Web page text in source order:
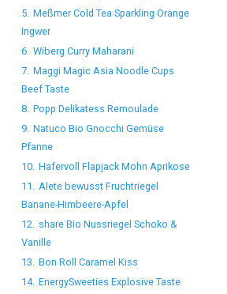
5. Meßmer Cold Tea Sparkling Orange
Ingwer
6. Wiberg Curry Maharani
7. Maggi Magic Asia Noodle Cups
Beef Taste
8. Popp Delikatess Remoulade
9. Natuco Bio Gnocchi Gemüse
Pfanne
10. Hafervoll Flapjack Mohn Aprikose
11.
Alete bewusst Fruchtriegel
Banane-Himbeere-Apfel
12.
share Bio Nussriegel Schoko &
Vanille
13. Bon Roll Caramel Kiss
14. EnergySweeties Explosive Taste